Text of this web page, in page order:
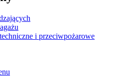
i przeciwpożarowe